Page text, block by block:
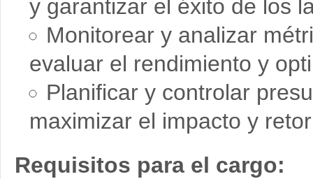
y garantizar el éxito de los
Monitorear y analizar
evaluar el rendimiento y
Planificar y controlar
maximizar el impacto y
Requisitos para el cargo: